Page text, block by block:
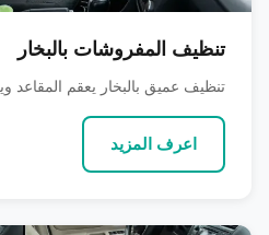
تنظيف المفروشات بالبخار
تنظيف عميق بالبخار يعقم المقاعد
اعرف المزيد